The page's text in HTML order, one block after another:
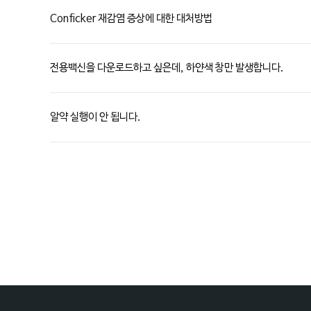
Conficker 재감염 증상에 대한 대처방법
전용백신을 다운로드하고 싶은데, 하얀색 창만 발생합니다.
알약 실행이 안 됩니다.